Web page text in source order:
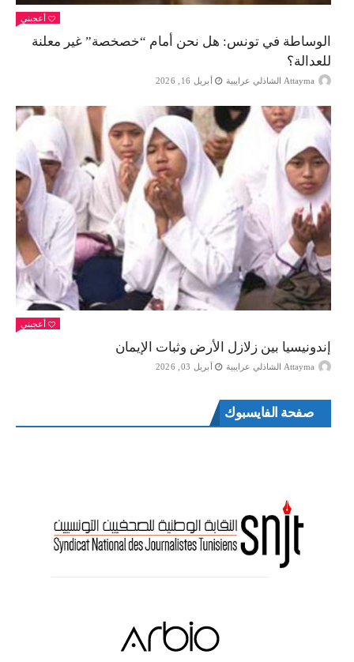
أعجبني
الوساطة في تونس: هل نحن أمام “خصخصة” غير معلنة
للعدالة؟
Attayma الشاذلي عرايبية أبريل 16, 2026
أعجبني
إندونيسيا بين زلازل الأرض وثبات الإيمان
Attayma الشاذلي عرايبية أبريل 03, 2026
صفحة الفايسبوك